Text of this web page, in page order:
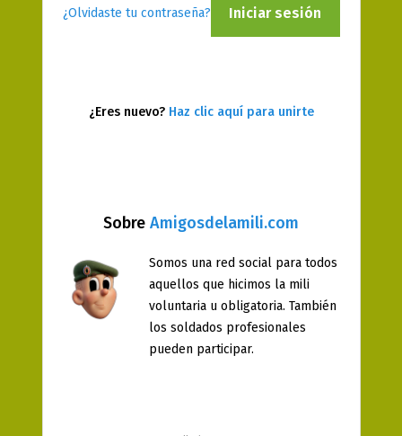
Sobre Amigosdelamili.com
Somos una red social para todos
aquellos que hicimos la mili
voluntaria u obligatoria. También
los soldados profesionales
pueden participar.
¿Olvidaste tu contraseña? Iniciar sesión
¿Eres nuevo? Haz clic aquí para unirte